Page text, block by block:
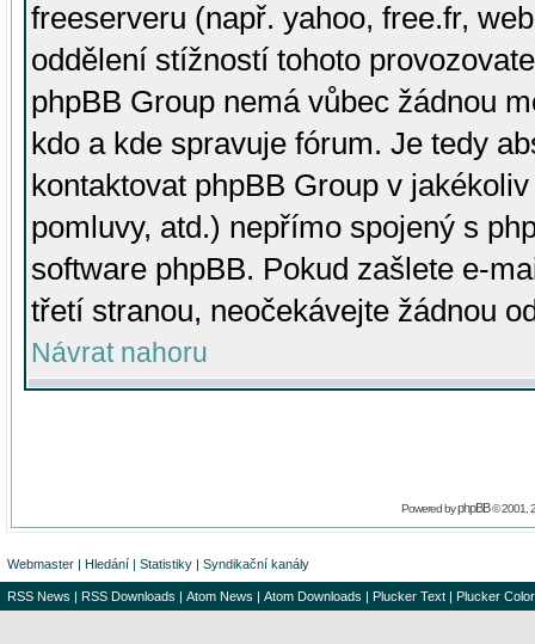
freeserveru (např. yahoo, free.fr,
oddělení stížností tohoto
phpBB Group nemá vůbec žádnou
kdo a kde spravuje fórum. Je tedy
kontaktovat phpBB Group v
pomluvy, atd.) nepřímo spojený s
software phpBB. Pokud zašlete e-
třetí stranou, neočekávejte žádnou
Návrat nahoru
Powered byphpBB© 2001,
Webmaster | Hledání | Statistiky | Syndikační kanály
RSS News | RSS Downloads | Atom News | Atom Downloads | Plucker Text | Plucker Color